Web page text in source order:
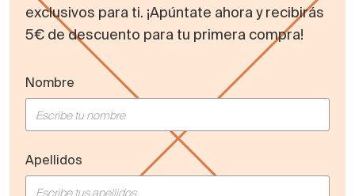
exclusivos para ti. ¡Apúntate ahora y recibirás
5€ de descuento para tu primera compra!
Nombre
Apellidos